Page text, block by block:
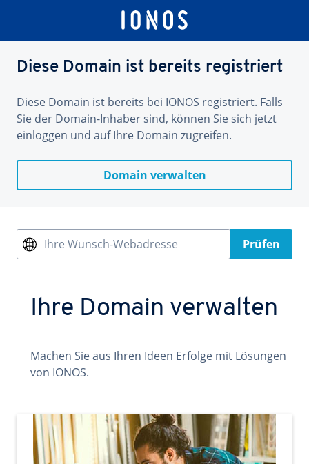
Diese Domain ist bereits registriert
Diese Domain ist bereits bei IONOS registriert. Falls
Sie der Domain-Inhaber sind, können Sie sich jetzt
einloggen und auf Ihre Domain zugreifen.
Domain verwalten
Ihre Wunsch-Webadresse Prüfen
Ihre Domain verwalten
Machen Sie aus Ihren Ideen Erfolge mit Lösungen
von IONOS.